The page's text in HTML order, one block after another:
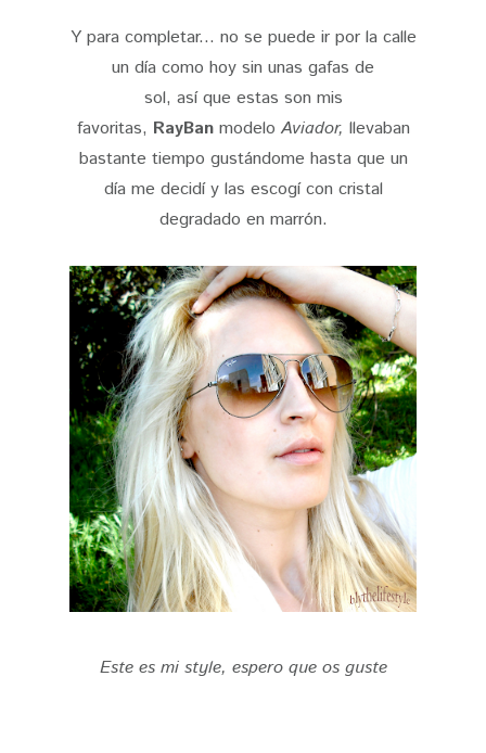
Y para completar... no se puede ir por la calle
un día como hoy sin unas gafas de
sol, así que estas son mis
favoritas, RayBanmodelo Aviador, llevaban
bastante tiempo gustándome hasta que un
día me decidí y las escogí con cristal
degradado en marrón.
Este es mi style, espero que os guste